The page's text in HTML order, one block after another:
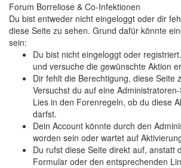
Forum Borreliose & Co-Infektionen
Du bist entweder nicht eingeloggt oder dir
diese Seite zu sehen. Grund dafür könnte
sein:
Du bist nicht eingeloggt oder
und versuche die gewünschte Aktion
Dir fehlt die Berechtigung, diese Seite
Versuchst du auf eine
Lies in den Forenregeln, ob du diese
darfst.
Dein Account könnte durch den
worden sein oder wartet auf
Du rufst diese Seite direkt auf, anstatt
Formular oder den entsprechenden